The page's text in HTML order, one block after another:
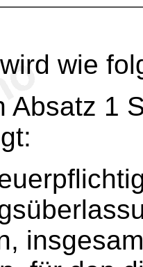
wird wie
Absatz 1